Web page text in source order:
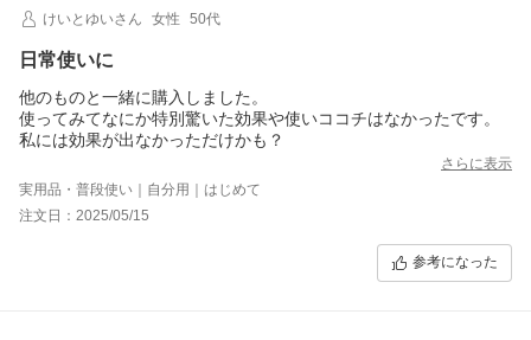
けいとゆいさん
女性 50代
日常使いに
他のものと一緒に購入しました。
使ってみてなにか特別驚いた効果や使いココチはなかったです。
私には効果が出なかっただけかも？
さらに表示
実用品・普段使い｜自分用｜はじめて
注文日：2025/05/15
参考になった